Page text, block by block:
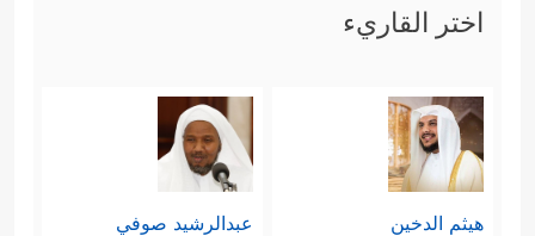
اختر القاريء
هيثم الدخين عبدالرشيد صوفي